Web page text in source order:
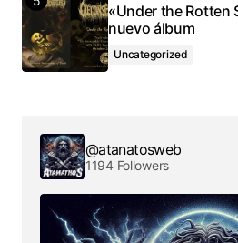
«Under the Rotten
nuevo álbum
Uncategorized
@atanatosweb
1194 Followers